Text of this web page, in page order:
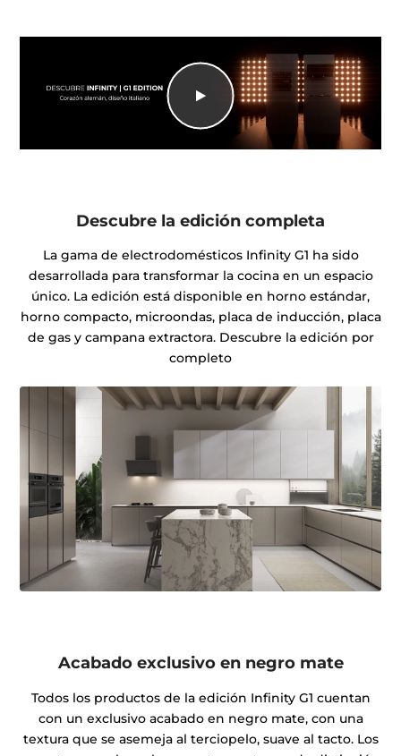
Descubre la edición completa
La gama de electrodomésticos Infinity G1 ha sido
desarrollada para transformar la cocina en un espacio
único. La edición está disponible en horno estándar,
horno compacto, microondas, placa de inducción, placa
de gas y campana extractora. Descubre la edición por
completo
Acabado exclusivo en negro mate
Todos los productos de la edición Infinity G1 cuentan
con un exclusivo acabado en negro mate, con una
textura que se asemeja al terciopelo, suave al tacto. Los